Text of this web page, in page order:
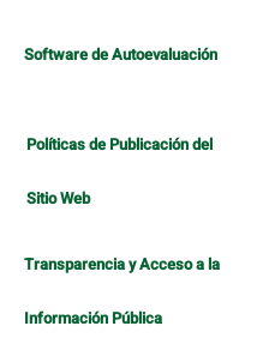
Software de Autoevaluación
Políticas de Publicación del
Sitio Web
Transparencia y Acceso a la
Información Pública